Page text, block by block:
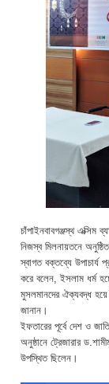
চাঁপাইনবাবগঞ্জস্থ এক্সিম
নিজস্ব মিলনায়তনে
স্বাগত বক্তব্যে উপাচার্য
করে বলেন, ইসলাম ধর্ম
মুসলমানদের ঐক্যবদ্ধ হয়ে
জানান।
ইফতারের পূর্বে দেশ ও
অনুষ্ঠানে ট্রেজারার
উপস্থিত ছিলেন।